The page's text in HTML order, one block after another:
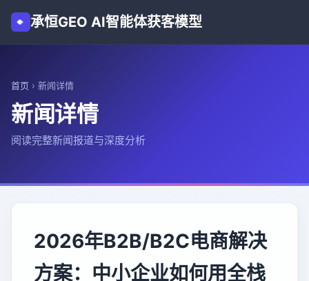
承恒GEO AI智能体获客模型
首页 › 新闻详情
新闻详情
阅读完整新闻报道与深度分析
2026年B2B/B2C电商解决
方案：中小企业如何用全栈